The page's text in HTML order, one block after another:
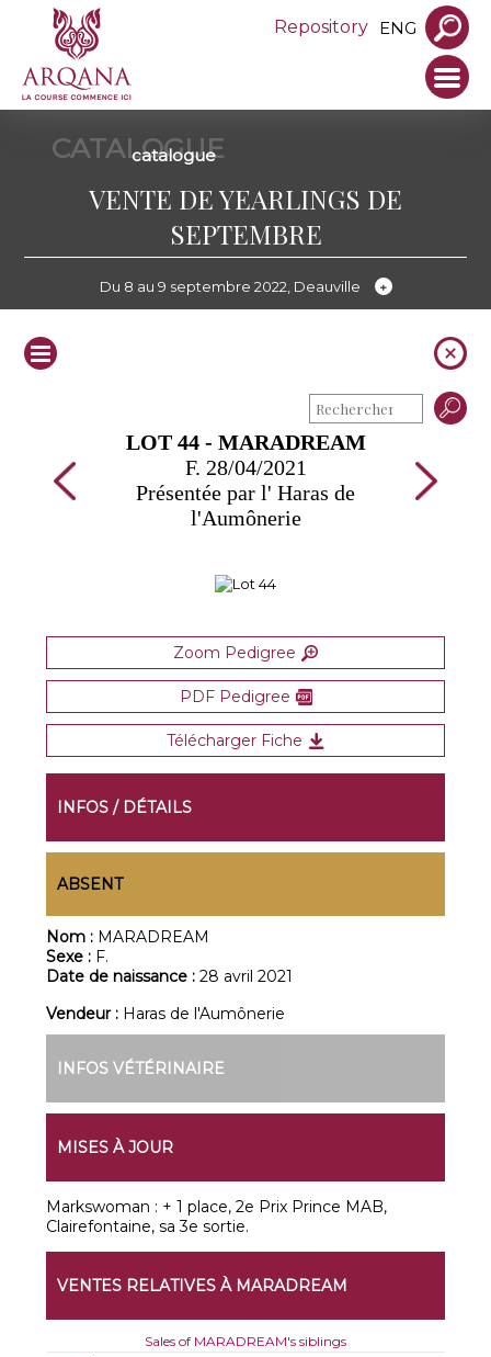
Repository ENG
CATALOGUE
catalogue
VENTE DE YEARLINGS DE
SEPTEMBRE
Du 8 au 9 septembre 2022, Deauville
LOT 44 - MARADREAM
F. 28/04/2021
Présentée par l' Haras de
l'Aumônerie
Zoom Pedigree
PDF Pedigree
Télécharger Fiche
INFOS / DÉTAILS
ABSENT
Nom : MARADREAM
Sexe : F.
Date de naissance :28 avril 2021
Vendeur : Haras de l'Aumônerie
INFOS VÉTÉRINAIRE
MISES À JOUR
Markswoman : + 1 place, 2e Prix Prince MAB,
Clairefontaine, sa 3e sortie.
VENTES RELATIVES À MARADREAM
Sales of MARADREAM's siblings